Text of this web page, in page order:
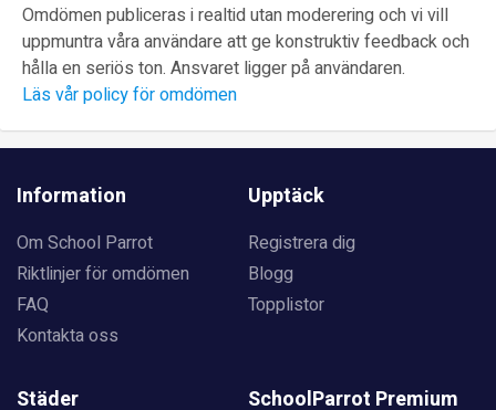
Omdömen publiceras i realtid utan moderering och vi vill
uppmuntra våra användare att ge konstruktiv feedback och
hålla en seriös ton. Ansvaret ligger på användaren.
Läs vår policy för omdömen
Information
Om School Parrot
Riktlinjer för omdömen
FAQ
Kontakta oss
Upptäck
Registrera dig
Blogg
Topplistor
Städer SchoolParrot Premium